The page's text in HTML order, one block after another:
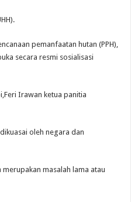
pemanfaatan hutan (PPH),
secara resmi sosialisasi
Irawan ketua panitia
oleh negara dan
masalah lama atau